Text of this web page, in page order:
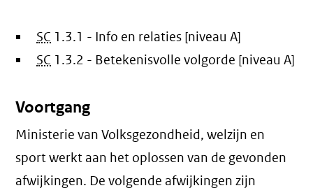
SC 1.3.1 - Info en relaties [niveau A]
SC 1.3.2 - Betekenisvolle volgorde [niveau A]
Voortgang
Ministerie van Volksgezondheid, welzijn en
sport werkt aan het oplossen van de gevonden
afwijkingen. De volgende afwijkingen zijn